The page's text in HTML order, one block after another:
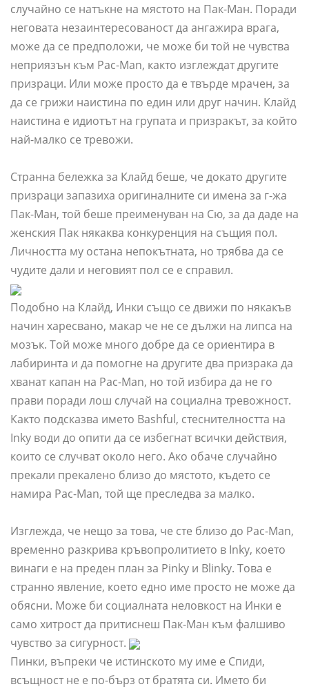
случайно се натъкне на мястото на Пак-Ман. Поради
неговата незаинтересованост да ангажира врага,
може да се предположи, че може би той не чувства
неприязън към Pac-Man, както изглеждат другите
призраци. Или може просто да е твърде мрачен, за
да се грижи наистина по един или друг начин. Клайд
наистина е идиотът на групата и призракът, за който
най-малко се тревожи.
Странна бележка за Клайд беше, че докато другите
призраци запазиха оригиналните си имена за г-жа
Пак-Ман, той беше преименуван на Сю, за да даде на
женския Пак някаква конкуренция на същия пол.
Личността му остана непокътната, но трябва да се
чудите дали и неговият пол се е справил.
Подобно на Клайд, Инки също се движи по някакъв
начин харесвано, макар че не се дължи на липса на
мозък. Той може много добре да се ориентира в
лабиринта и да помогне на другите два призрака да
хванат капан на Pac-Man, но той избира да не го
прави поради лош случай на социална тревожност.
Както подсказва името Bashful, стеснителността на
Inky води до опити да се избегнат всички действия,
които се случват около него. Ако обаче случайно
прекали прекалено близо до мястото, където се
намира Pac-Man, той ще преследва за малко.
Изглежда, че нещо за това, че сте близо до Pac-Man,
временно разкрива кръвопролитието в Inky, което
винаги е на преден план за Pinky и Blinky. Това е
странно явление, което едно име просто не може да
обясни. Може би социалната неловкост на Инки е
само хитрост да притиснеш Пак-Ман към фалшиво
чувство за сигурност.
Пинки, въпреки че истинското му име е Спиди,
всъщност не е по-бърз от братята си. Името би